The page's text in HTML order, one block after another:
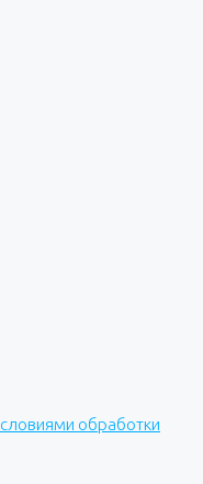
обработки